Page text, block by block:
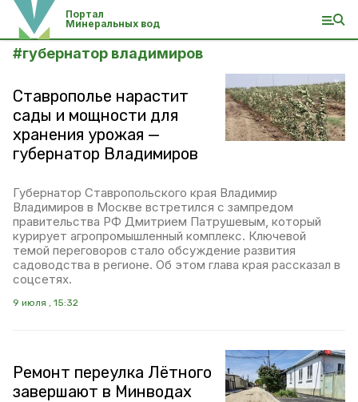
Портал
Минеральных вод
#губернатор владимиров
Ставрополье нарастит
сады и мощности для
хранения урожая —
губернатор Владимиров
Губернатор Ставропольского края Владимир
Владимиров в Москве встретился с зампредом
правительства РФ Дмитрием Патрушевым, который
курирует агропромышленный комплекс. Ключевой
темой переговоров стало обсуждение развития
садоводства в регионе. Об этом глава края рассказал в
соцсетях.
9 июля , 15:32
Ремонт переулка Лётного
завершают в Минводах